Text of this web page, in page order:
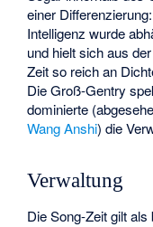
einer
Intelligenz wurde
und hielt sich aus
Zeit so reich an
Die Groß-Gentry
dominierte
Wang Anshi) die
Verwaltung
Die Song-Zeit gilt